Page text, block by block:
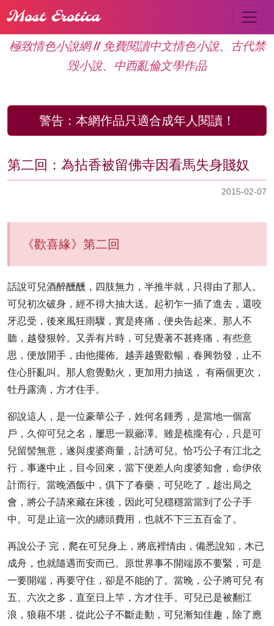
Most Erotica
極致情色小說網 // 免費閱讀中文情色小說、古代禁
毁小說、中西亂倫文學作品
警告： 本網作品只適合成年人閱讀！
第二回：為拈香被留佛寺因看馬失身賤奴
2015-02-07
《歡喜緣》第二回
話說可兒酒醉醺醺，四肢無力，半推半就，只得由了那人。
可兒初次破身，經不得大抽大送。起初乍一插了進去，還咬
牙忍受，後來風狂雨驟，實是疼痛，便央告起來。那人不
聽，越發狠幹。又弄有片時，可兒覺著不甚疼痛，有些意
思，便放開手，由他擺佈。越弄越覺歡暢，春興勃發，止不
住心肝亂叫。那人愈覺動火，更加用力抽送， 有兩個更次，
牡丹露滴，方才住手。
卻說這人，是一位豪華公子，姓何名鍾秀，是當地一個富
戶，久仰可兒之名，屢思一親薌澤。雖是梳攏有心，只是可
兒留髻無意，遂與虔婆商量，計誘可兒。恰巧公子有江北之
行，事遂中止，目今回來，當下便差人向虔婆知會，命伊依
計而行。當晚酒飯中，俱下了春藥，可兒吃了，趁出局之
會，將公子請來藏在床後，因此可兒穩穩當當到了公子手
中。可是止這一次的纏頭費用，也就不下三五百金了。
再說公子 完，爬在可兒身上，將底裡情由，備悉說知，木已
成舟，也就隨遇而安而已。原世界事不開端原不要緊，可是
一要開端，再要守住，卻是不能的了。當晚，公子將可兒 有
五、六次之多，直至日上竿，方才住手。可兒已是被翻江
浪，狼藉不堪，從此公子不斷走動，可兒漸知佳趣，除了應